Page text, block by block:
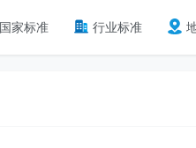
国家标准 行业标准